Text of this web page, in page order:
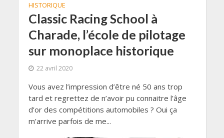
HISTORIQUE
Classic Racing School à
Charade, l’école de pilotage
sur monoplace historique
22 avril 2020
Vous avez l’impression d’être né 50 ans trop
tard et regrettez de n’avoir pu connaitre l’âge
d’or des compétitions automobiles ? Oui ça
m’arrive parfois de me...